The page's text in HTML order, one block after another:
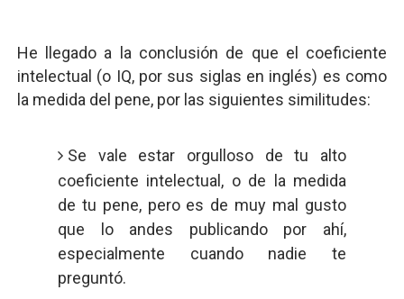
He llegado a la conclusión de que el coeficiente
intelectual (o IQ, por sus siglas en inglés) es como
la medida del pene, por las siguientes similitudes:
Se vale estar orgulloso de tu alto
coeficiente intelectual, o de la medida
de tu pene, pero es de muy mal gusto
que lo andes publicando por ahí,
especialmente cuando nadie te
preguntó.